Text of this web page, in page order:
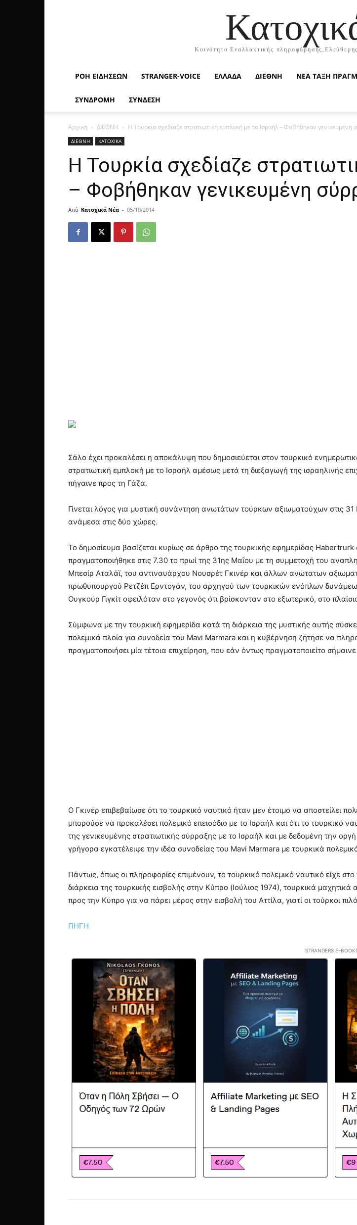
Κοινότητα Εναλλακτικής
ΡΟΉ ΕΙΔΉΣΕΩΝ STRANGER-VOICE ΕΛΛΑΔΑ ΔΙΕΘΝΗ ΝΕΑ ΤΑΞΗ
ΣΥΝΔΡΟΜΗ ΣΥΝΔΕΣΗ
Αρχική ΔΙΕΘΝΗ Η Τουρκία σχεδίαζε στρατιωτική εμπλοκή με το Ισραήλ – Φοβήθηκαν γενικευμένη
ΔΙΕΘΝΗ ΚΑΤΟΧΙΚΑ
Η Τουρκία σχεδίαζε
– Φοβήθηκαν γενικευμένη
Από Κατοχικά Νέα - 05/10/2014
Σάλο έχει προκαλέσει η αποκάλυψη που δημοσιεύεται στον τουρκικό
στρατιωτική εμπλοκή με το Ισραήλ αμέσως μετά τη διεξαγωγή της ισραηλινής
πήγαινε προς τη Γάζα.
Γίνεται λόγος για μυστική συνάντηση ανωτάτων τούρκων αξιωματούχων στις
ανάμεσα στις δύο χώρες.
Το δημοσίευμα βασίζεται κυρίως σε άρθρο της τουρκικής εφημερίδας
πραγματοποιήθηκε στις 7.30 το πρωί της 31ης Μαΐου με τη συμμετοχή του
Μπεσίρ Αταλάϊ, του αντιναυάρχου Νουσρέτ Γκινέρ και άλλων ανώτατων
πρωθυπουργού Ρετζέπ Ερντογάν, του αρχηγού των τουρκικών ενόπλων
Ουγκούρ Γιγκίτ οφειλόταν στο γεγονός ότι βρίσκονταν στο εξωτερικό, στο
Σύμφωνα με την τουρκική εφημερίδα κατά τη διάρκεια της μυστικής αυτής
πολεμικά πλοία για συνοδεία του Mavi Marmara και η κυβέρνηση ζήτησε να
πραγματοποιήσει μία τέτοια επιχείρηση, που εάν όντως πραγματοποιείτο
Ο Γκινέρ επιβεβαίωσε ότι το τουρκικό ναυτικό ήταν μεν έτοιμο να αποστείλει
μπορούσε να προκαλέσει πολεμικό επεισόδιο με το Ισραήλ και ότι το τουρκικό
της γενικευμένης στρατιωτικής σύρραξης με το Ισραήλ και με δεδομένη την
γρήγορα εγκατέλειψε την ιδέα συνοδείας του Mavi Marmara με τουρκικά
Πάντως, όπως οι πληροφορίες επιμένουν, το τουρκικό πολεμικό ναυτικό είχε
διάρκεια της τουρκικής εισβολής στην Κύπρο (Ιούλιος 1974), τουρκικά
προς την Κύπρο για να πάρει μέρος στην εισβολή του Αττίλα, γιατί οι τούρκοι
ΠΗΓΗ
STRANGERS E-